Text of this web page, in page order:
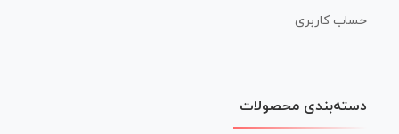
حساب کاربری
دسته‌بندی محصولات